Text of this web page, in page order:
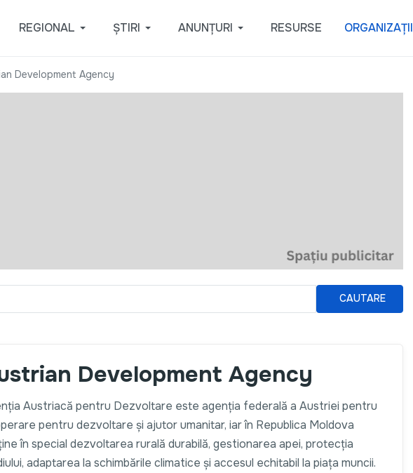
REGIONAL ȘTIRI ANUNȚURI RESURSE ORGANIZAȚII
Development Agency
CAUTARE
Development Agency
Austriacă pentru Dezvoltare este agenția federală a Austriei pentru
pentru dezvoltare și ajutor umanitar, iar în Republica Moldova
în special dezvoltarea rurală durabilă, gestionarea apei, protecția
adaptarea la schimbările climatice și accesul echitabil la piața muncii.